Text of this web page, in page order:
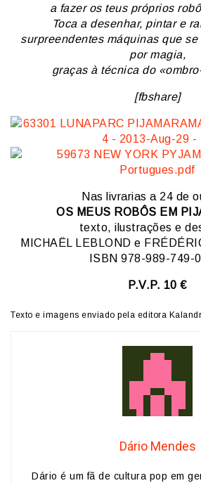
a fazer os teus próprios
Toca a desenhar, pintar e
surpreendentes máquinas que se
por magia,
graças à técnica do
[fbshare]
Nas livrarias a 24 de
OS MEUS ROBÔS EM
texto, ilustrações e
MICHAËL LEBLOND e
ISBN 978-989-749-
P.V.P. 10 €
Texto e imagens enviado pela editora
Dário Mendes
Dário é um fã de cultura pop em